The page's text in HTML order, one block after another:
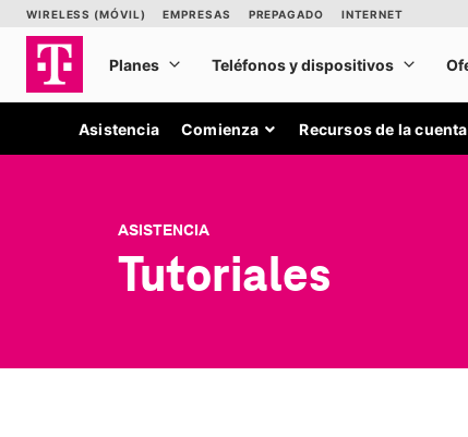
Asistencia Comienza Recursos de la cuenta
ASISTENCIA
Tutoriales